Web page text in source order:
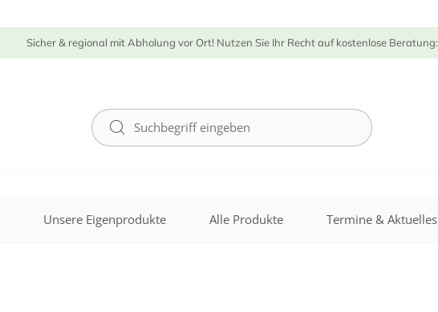
Sicher & regional mit Abholung vor Ort! Nutzen Sie Ihr Recht auf kostenlose Beratung:
Unsere Eigenprodukte Alle Produkte Termine & Aktuelles